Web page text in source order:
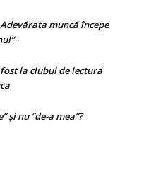
muncă începe
la clubul de lectură
și nu “de-a mea”?